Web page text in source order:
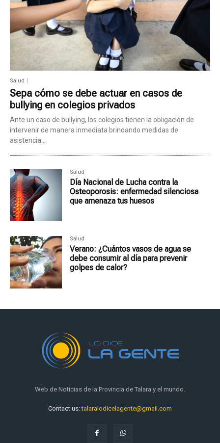
Salud
Sepa cómo se debe actuar en casos de
bullying en colegios privados
Ante un caso de bullying, los colegios tienen la obligación de
intervenir de manera inmediata brindando medidas de
asistencia...
Salud
Día Nacional de Lucha contra la
Osteoporosis: enfermedad silenciosa
que amenaza tus huesos
Salud
Verano: ¿Cuántos vasos de agua se
debe consumir al día para prevenir
golpes de calor?
Web de Noticias de la Provincia de Talara y el mundo.
Contact us:talaralodicelagente@gmail.com